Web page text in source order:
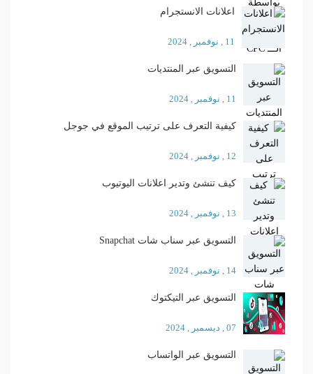
اعلانات الانستجرام
11 , نوفمبر , 2024
التسويق عبر المنتديات
11 , نوفمبر , 2024
كيفية التعرف على ترتيب الموقع في جوجل
12 , نوفمبر , 2024
كيف تنشئ وتدير اعلانات اليوتيوب
13 , نوفمبر , 2024
التسويق عبر سناب شات Snapchat
14 , نوفمبر , 2024
التسويق عبر التيكتوك
07 , ديسمبر , 2024
التسويق عبر الواتساب